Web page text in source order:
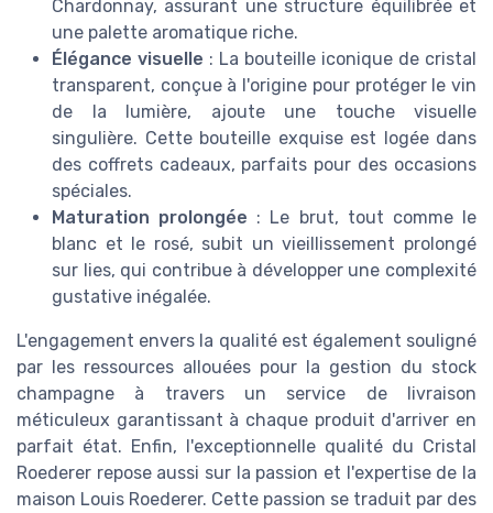
Chardonnay, assurant une structure équilibrée et
une palette aromatique riche.
Élégance visuelle : La bouteille iconique de cristal
transparent, conçue à l'origine pour protéger le vin
de la lumière, ajoute une touche visuelle
singulière. Cette bouteille exquise est logée dans
des coffrets cadeaux, parfaits pour des occasions
spéciales.
Maturation prolongée : Le brut, tout comme le
blanc et le rosé, subit un vieillissement prolongé
sur lies, qui contribue à développer une complexité
gustative inégalée.
L'engagement envers la qualité est également souligné
par les ressources allouées pour la gestion du stock
champagne à travers un service de livraison
méticuleux garantissant à chaque produit d'arriver en
parfait état. Enfin, l'exceptionnelle qualité du Cristal
Roederer repose aussi sur la passion et l'expertise de la
maison Louis Roederer. Cette passion se traduit par des